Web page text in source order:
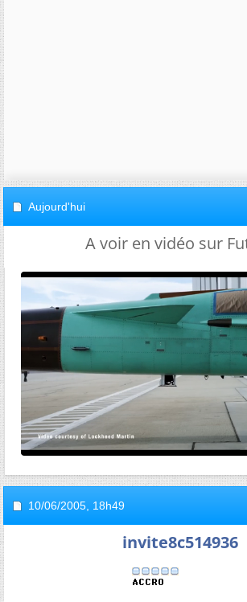
Aujourd'hui
A voir en vidéo sur
10/06/2005, 18h49
invite8c514936